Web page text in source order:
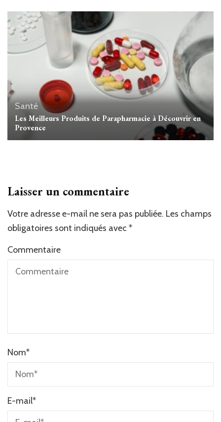
Santé
Les Meilleurs Produits de Parapharmacie à Découvrir en
Provence
Laisser un commentaire
Votre adresse e-mail ne sera pas publiée. Les champs
obligatoires sont indiqués avec *
Commentaire
Nom*
E-mail*